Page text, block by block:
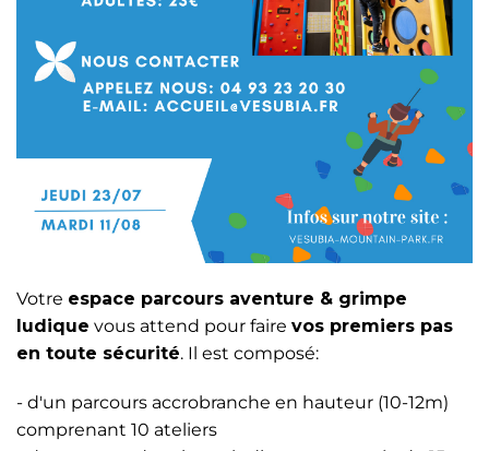
Votre espace parcours aventure & grimpe
ludique vous attend pour faire vos premiers pas
en toute sécurité. Il est composé:
- d'un parcours accrobranche en hauteur (10-12m)
comprenant 10 ateliers